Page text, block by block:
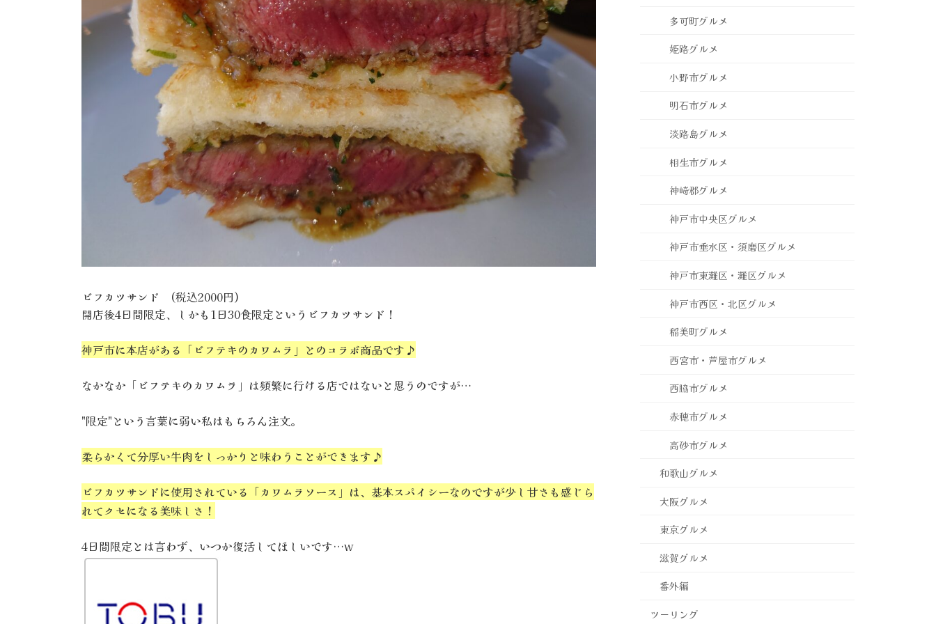
ビフカツサンド (税込2000円)
開店後4日間限定、しかも1日30食限定というビフカツサンド！
神戸市に本店がある「ビフテキのカワムラ」とのコラボ商品です♪
なかなか「ビフテキのカワムラ」は頻繁に行ける店ではないと思うのですが…
"限定"という言葉に弱い私はもちろん注文。
柔らかくて分厚い牛肉をしっかりと味わうことができます♪
ビフカツサンドに使用されている「カワムラソース」は、基本スパイシーなのですが少し甘さも感じら
れてクセになる美味しさ！
4日間限定とは言わず、いつか復活してほしいです…w
多可町グルメ
姫路グルメ
小野市グルメ
明石市グルメ
淡路島グルメ
相生市グルメ
神崎郡グルメ
神戸市中央区グルメ
神戸市垂水区・須磨区グルメ
神戸市東灘区・灘区グルメ
神戸市西区・北区グルメ
稲美町グルメ
西宮市・芦屋市グルメ
西脇市グルメ
赤穂市グルメ
高砂市グルメ
和歌山グルメ
大阪グルメ
東京グルメ
滋賀グルメ
番外編
ツーリング